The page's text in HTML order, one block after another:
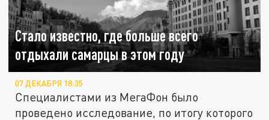
Стало известно, где больше всего
отдыхали самарцы в этом году
07 ДЕКАБРЯ 18:35
Специалистами из МегаФон было
проведено исследование, по итогу которого